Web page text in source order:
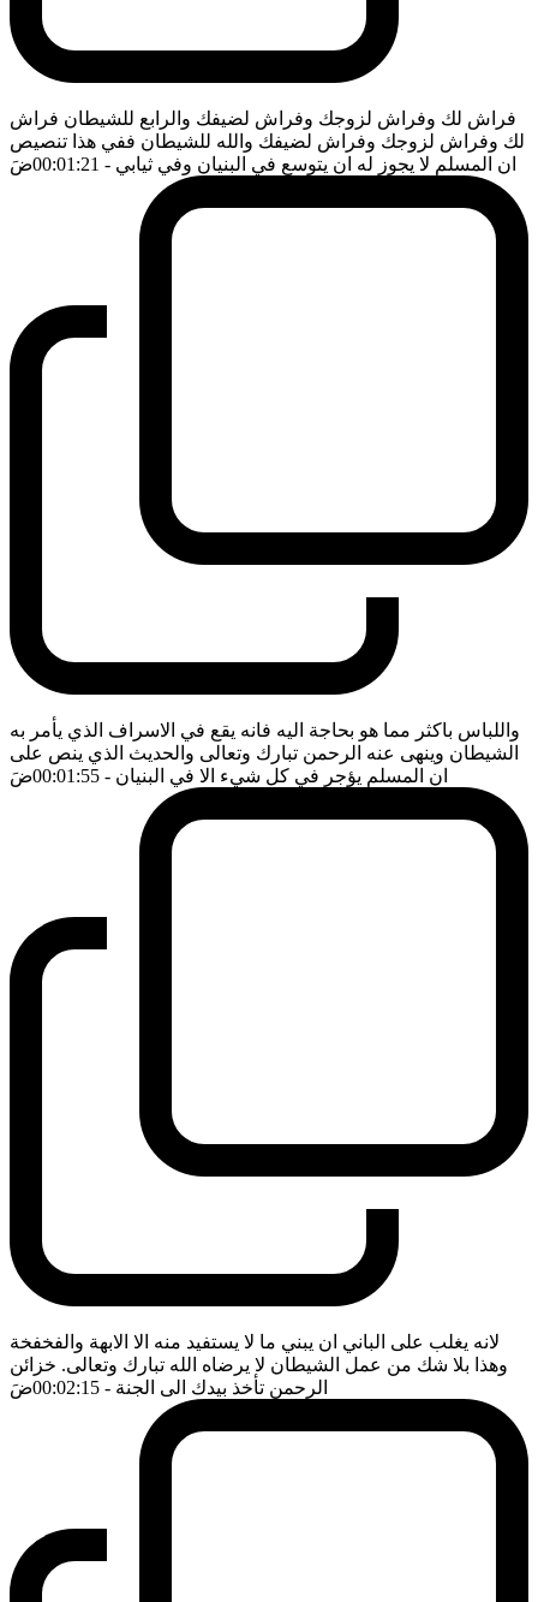
فراش لك وفراش لزوجك وفراش لضيفك والرابع للشيطان فراش
لك وفراش لزوجك وفراش لضيفك والله للشيطان ففي هذا تنصيص
ان المسلم لا يجوز له ان يتوسع في البنيان وفي ثيابي - 00:01:21 ضَ
واللباس باكثر مما هو بحاجة اليه فانه يقع في الاسراف الذي يأمر به
الشيطان وينهى عنه الرحمن تبارك وتعالى والحديث الذي ينص على
ان المسلم يؤجر في كل شيء الا في البنيان - 00:01:55 ضَ
لانه يغلب على الباني ان يبني ما لا يستفيد منه الا الابهة والفخفخة
وهذا بلا شك من عمل الشيطان لا يرضاه الله تبارك وتعالى. خزائن
الرحمن تأخذ بيدك الى الجنة - 00:02:15 ضَ